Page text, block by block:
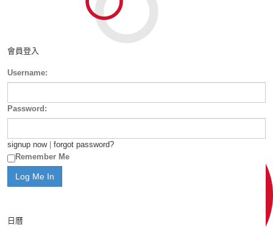
會員登入
Username:
Password:
signup now| forgot password?
Remember Me
日曆